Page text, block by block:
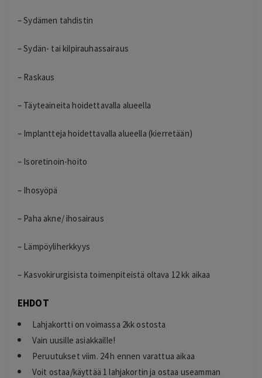
– Sydämen tahdistin
– Sydän- tai kilpirauhassairaus
– Raskaus
– Täyteaineita hoidettavalla alueella
– Implantteja hoidettavalla alueella (kierretään)
– Isoretinoin-hoito
– Ihosyöpä
– Paha akne/ ihosairaus
– Lämpöyliherkkyys
– Kasvokirurgisista toimenpiteistä oltava 12 kk aikaa
EHDOT
Lahjakortti on voimassa 2kk ostosta
Vain uusille asiakkaille!
Peruutukset viim. 24 h ennen varattua aikaa
Voit ostaa/käyttää 1 lahjakortin ja ostaa useamman